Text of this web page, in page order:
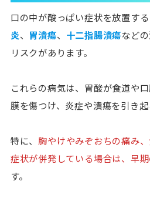
口の中が酸っぱい症状を放置する
炎、 胃潰瘍、 十二指腸潰瘍など
リスクがあります。
これらの病気は、 胃酸が食道や
膜を傷つけ、炎症や潰瘍を引き起
特に、 胸やけやみぞおちの痛み
症状が併発している場合は、早
す。